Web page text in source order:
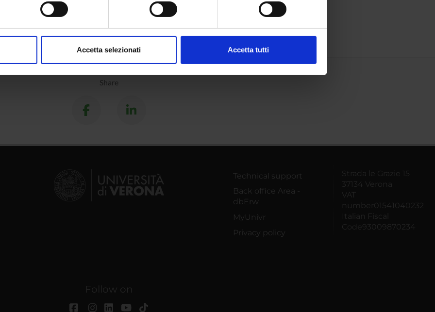
in qualsiasi momento dalla Dichiarazione sui cookie.
e social media, i quali potrebbero combinarle con altre informazioni che hai fornito loro o
Accetta selezionati Accetta tutti
Share
Technical support
Back office Area -
dbErw
MyUnivr
Privacy policy
Strada le Grazie 15
37134 Verona
VAT
number01541040232
Italian Fiscal
Code93009870234
Follow on